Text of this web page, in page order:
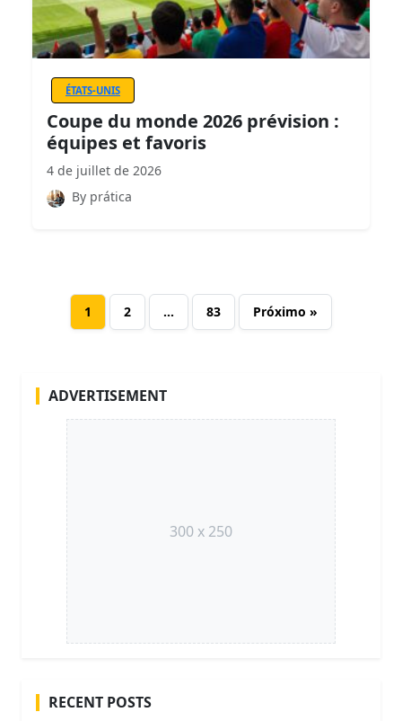
ÉTATS-UNIS
Coupe du monde 2026 prévision :
équipes et favoris
4 de juillet de 2026
By prática
1 2 … 83 Próximo »
ADVERTISEMENT
300 x 250
RECENT POSTS